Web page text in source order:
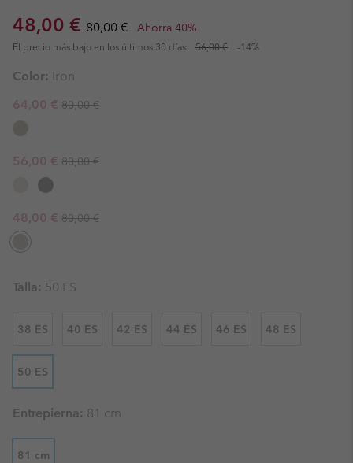
Sale price:
48,00 € Regular price:
80,00 € Ahorra 40%
El precio más bajo en los últimos 30 días: 56,00 € -14%
Color:
Iron
Sale price:
64,00 € Regular price:
80,00 €
Sale price:
56,00 € Regular price:
80,00 €
Sale price:
48,00 € Regular price:
80,00 €
Talla: 50 ES
38 ES 40 ES 42 ES 44 ES 46 ES 48 ES
50 ES
Entrepierna: 81 cm
81 cm